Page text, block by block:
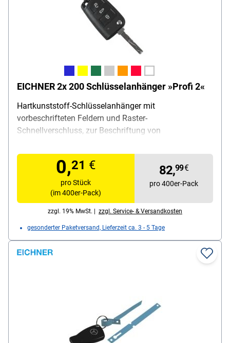
EICHNER 2x 200 Schlüsselanhänger »Profi 2«
Hartkunststoff-Schlüsselanhänger mit
vorbeschrifteten Feldern und Raster-
Schnellverschluss, zur Beschriftung von
Verwaltung, mit abgerundeten Ecken, Lieferumfang:
400 Schlüsselanhänger / 2 wasserfeste Spezialstifte
0,21 €
pro Stück
(im 400er-Pack)
82,99€
pro 400er-Pack
zzgl. 19% MwSt. | zzgl. Service- & Versandkosten
gesonderter Paketversand, Lieferzeit ca. 3 - 5 Tage